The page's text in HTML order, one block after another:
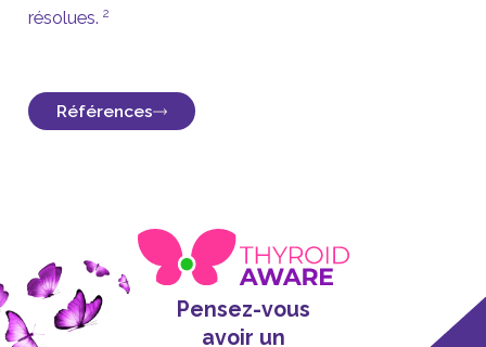
résolues. 2
Références
presenting as psychosis: myxedema madness
revisited. Prim Care Companion J Clin Psychiatry
2003; 5: 260–266
Krassas GE, Poppe K, Glinoer D. Thyroid function
and human reproductive health. Endocr Rev 2010;
Pensez-vous
avoir un